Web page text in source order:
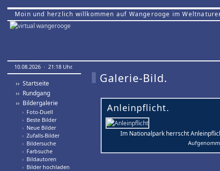
Moin und herzlich willkommen auf Wangerooge im
10.08.2026 · 21:18 Uhr.
›› Startseite
›› Rundgang
›› Bildergalerie
› Foto-Duell
› Beste Bilder
› Neue Bilder
› Zufalls-Bilder
› Bildersuche
› Farbsuche
› Bildautoren
› Bilder hochladen
Galerie-Bild.
Anleinpflicht.
Im Nationalpark herrscht